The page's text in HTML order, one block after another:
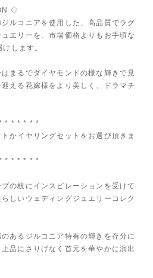
◇
ルコニアを使用した、高品質でラグ
エリーを、市場価格よりもお手頃な
します。
まるでダイヤモンドの様な輝きで見
える花嫁様をより美しく、ドラマチ
* * * * * *
かイヤリングセットをお選び頂きま
* * * * * *
の枝にインスピレーションを受けて
しいウェディングジュエリーコレク
あるジルコニア特有の輝きを存分に
品にさりげなく首元を華やかに演出